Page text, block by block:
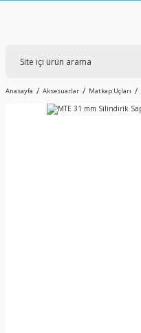
Anasayfa Aksesuarlar Matkap Uçları